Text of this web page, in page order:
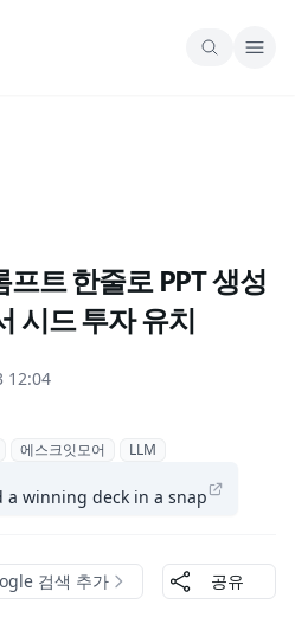
트 한줄로 PPT 생성
시드 투자 유치
12:04
에스크잇모어 LLM
a winning deck in a snap
검색 추가 공유